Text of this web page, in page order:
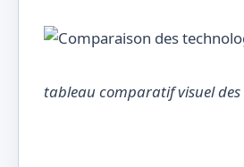
tableau comparatif visuel des